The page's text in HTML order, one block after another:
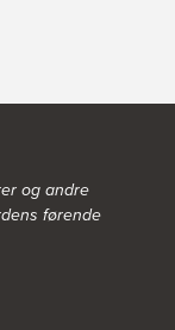
og andre
førende